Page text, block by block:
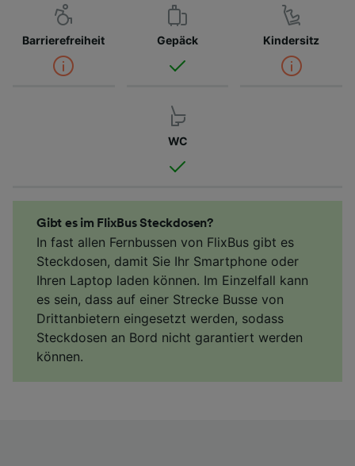
Barrierefreiheit Gepäck Kindersitz
WC
Gibt es im FlixBus Steckdosen?
In fast allen Fernbussen von FlixBus gibt es
Steckdosen, damit Sie Ihr Smartphone oder
Ihren Laptop laden können. Im Einzelfall kann
es sein, dass auf einer Strecke Busse von
Drittanbietern eingesetzt werden, sodass
Steckdosen an Bord nicht garantiert werden
können.